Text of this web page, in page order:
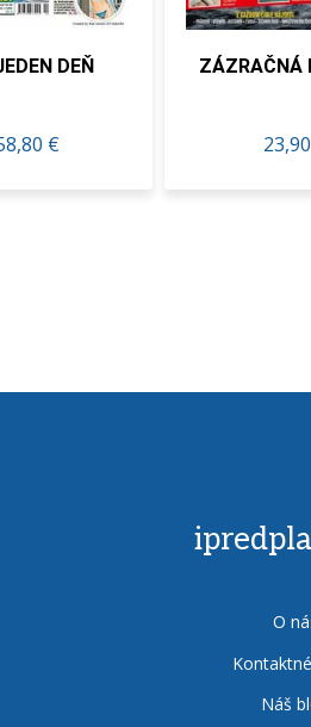
ZÁZRAČNÁ PLANÉTA
O
Náš